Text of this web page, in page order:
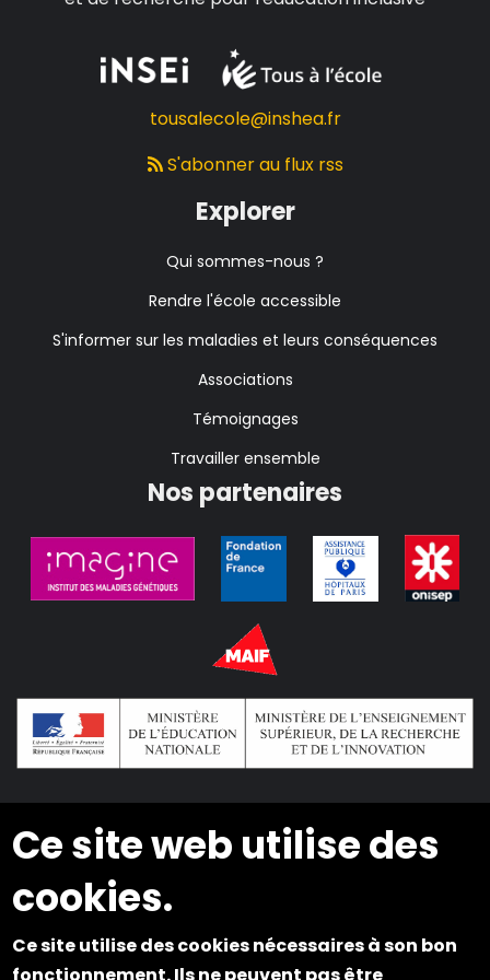
Ce site web utilise des
cookies.
Ce site utilise des cookies nécessaires à son bon
tousalecole@inshea.fr
S'abonner au flux rss
Explorer
Qui sommes-nous ?
Rendre l'école accessible
S'informer sur les maladies et leurs conséquences
Associations
Témoignages
Travailler ensemble
Nos partenaires
2024 © Copyright INSEI. Tous droits réservés
Mentions légales